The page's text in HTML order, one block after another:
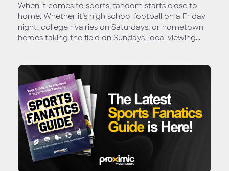
When it comes to sports, fandom starts close to
home. Whether it’s high school football on a Friday
night, college rivalries on Saturdays, or hometown
heroes taking the field on Sundays, local viewing...